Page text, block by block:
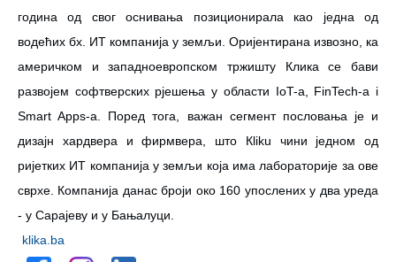
година од свог оснивања позиционирала као једна од
водећих бх. ИТ компанија у земљи. Оријентирана извозно, ка
америчком и западноевропском тржишту Клика се бави
развојем софтверских рјешења у области IoT-a, FinTech-a i
Smart Apps-a. Поред тога, важан сегмент пословања је и
дизајн хардвера и фирмвера, што Кliku чини једном од
ријетких ИТ компанија у земљи која има лабораторије за ове
сврхе. Компанија данас броји око 160 упослених у два уреда
- у Сарајеву и у Бањалуци.
klika.ba